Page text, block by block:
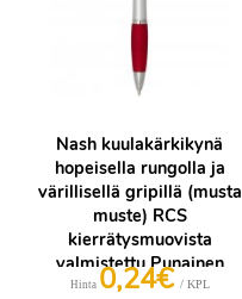
Nash kuulakärkikynä
hopeisella rungolla ja
värillisellä gripillä (musta
muste) RCS
kierrätysmuovista
valmistettu Punainen
Hinta0,24€/ KPL